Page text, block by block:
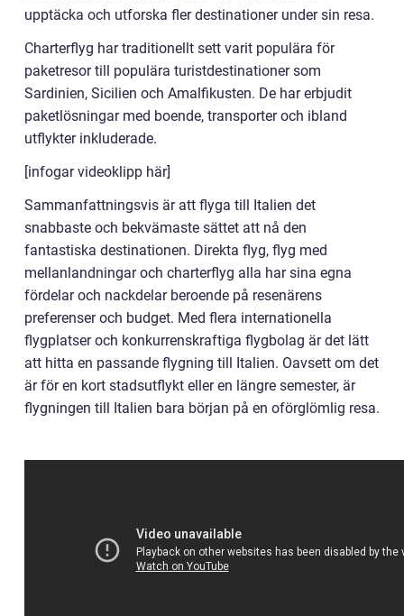
upptäcka och utforska fler destinationer under sin resa.
Charterflyg har traditionellt sett varit populära för
paketresor till populära turistdestinationer som
Sardinien, Sicilien och Amalfikusten. De har erbjudit
paketlösningar med boende, transporter och ibland
utflykter inkluderade.
[infogar videoklipp här]
Sammanfattningsvis är att flyga till Italien det
snabbaste och bekvämaste sättet att nå den
fantastiska destinationen. Direkta flyg, flyg med
mellanlandningar och charterflyg alla har sina egna
fördelar och nackdelar beroende på resenärens
preferenser och budget. Med flera internationella
flygplatser och konkurrenskraftiga flygbolag är det lätt
att hitta en passande flygning till Italien. Oavsett om det
är för en kort stadsutflykt eller en längre semester, är
flygningen till Italien bara början på en oförglömlig resa.